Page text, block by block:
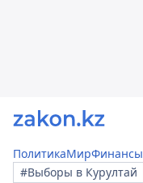
ПолитикаМирФинансы
#Выборы в Курултай